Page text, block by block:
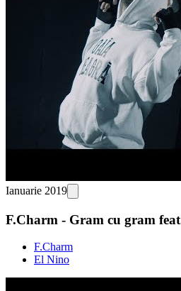
Ianuarie 2019
F.Charm - Gram cu gram
F.Charm
El Nino